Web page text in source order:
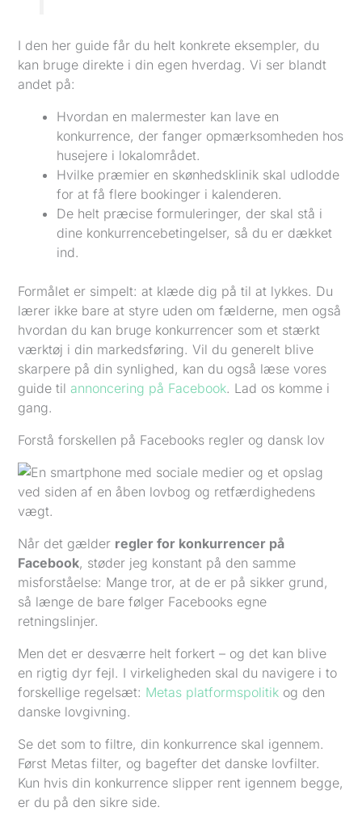
I den her guide får du helt konkrete eksempler, du
kan bruge direkte i din egen hverdag. Vi ser blandt
andet på:
Hvordan en malermester kan lave en
konkurrence, der fanger opmærksomheden hos
husejere i lokalområdet.
Hvilke præmier en skønhedsklinik skal udlodde
for at få flere bookinger i kalenderen.
De helt præcise formuleringer, der skal stå i
dine konkurrencebetingelser, så du er dækket
ind.
Formålet er simpelt: at klæde dig på til at lykkes. Du
lærer ikke bare at styre uden om fælderne, men også
hvordan du kan bruge konkurrencer som et stærkt
værktøj i din markedsføring. Vil du generelt blive
skarpere på din synlighed, kan du også læse vores
guide tilannoncering på Facebook. Lad os komme i
gang.
Forstå forskellen på Facebooks regler og dansk lov
Når det gælder regler for konkurrencer på
Facebook, støder jeg konstant på den samme
misforståelse: Mange tror, at de er på sikker grund,
så længe de bare følger Facebooks egne
retningslinjer.
Men det er desværre helt forkert – og det kan blive
en rigtig dyr fejl. I virkeligheden skal du navigere i to
forskellige regelsæt: Metas platformspolitik og den
danske lovgivning.
Se det som to filtre, din konkurrence skal igennem.
Først Metas filter, og bagefter det danske lovfilter.
Kun hvis din konkurrence slipper rent igennem begge,
er du på den sikre side.